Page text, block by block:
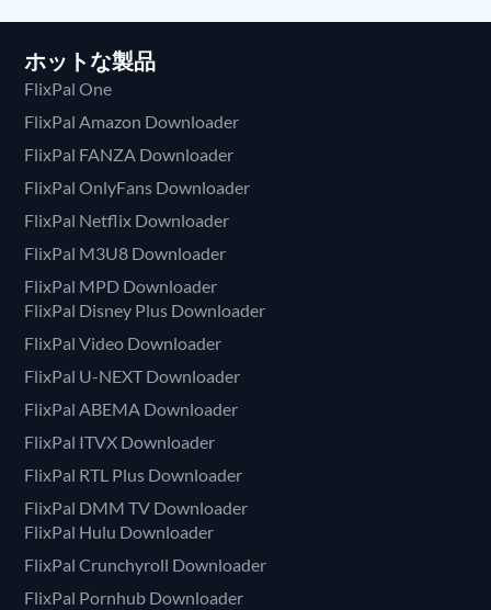
ホットな製品
FlixPal One
FlixPal Amazon Downloader
FlixPal FANZA Downloader
FlixPal OnlyFans Downloader
FlixPal Netflix Downloader
FlixPal M3U8 Downloader
FlixPal MPD Downloader
FlixPal Disney Plus Downloader
FlixPal Video Downloader
FlixPal U-NEXT Downloader
FlixPal ABEMA Downloader
FlixPal ITVX Downloader
FlixPal RTL Plus Downloader
FlixPal DMM TV Downloader
FlixPal Hulu Downloader
FlixPal Crunchyroll Downloader
FlixPal Pornhub Downloader